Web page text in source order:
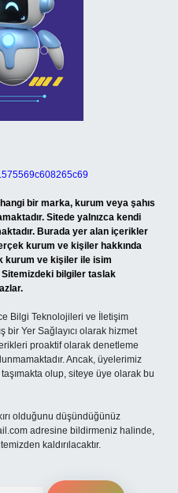
bir marka, kurum veya şahıs
Sitede yalnızca kendi
Burada yer alan içerikler
kurum ve kişiler hakkında
kurum ve kişiler ile isim
bilgiler taslak
Bilgi Teknolojileri ve İletişim
bir Yer Sağlayıcı olarak hizmet
proaktif olarak denetleme
Ancak, üyelerimiz
olup, siteye üye olarak bu
olduğunu düşündüğünüz
adresine bildirmeniz halinde,
kaldırılacaktır.